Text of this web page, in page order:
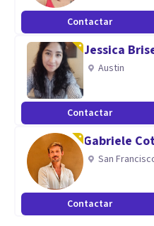
Contactar
Jessica
Austin
Contactar
Gabriele
San
Contactar